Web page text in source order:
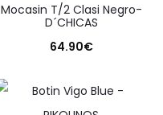
Mocasin T/2 Clasi Negro-
D´CHICAS
64.90€